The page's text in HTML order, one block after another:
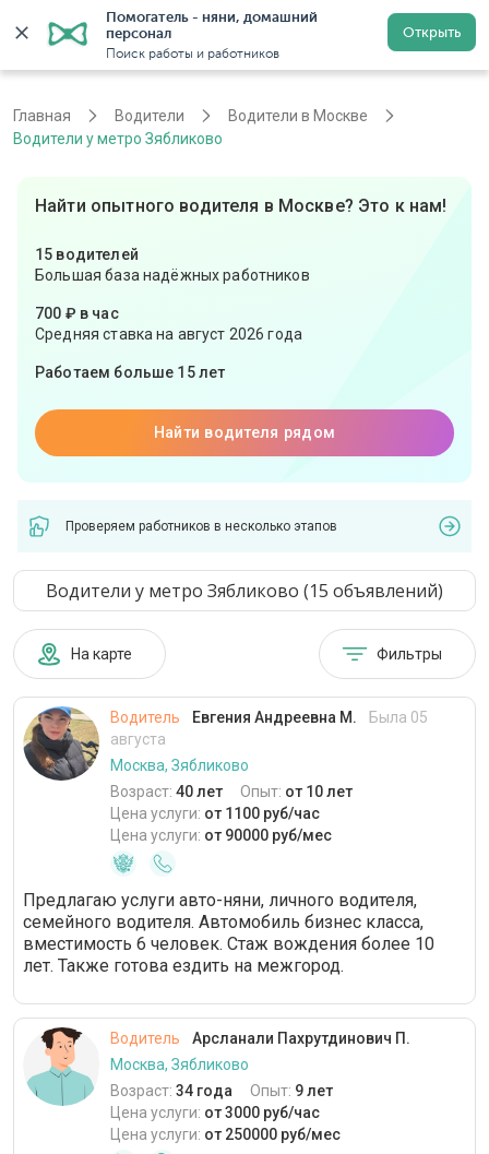
Помогатель - няни, домашний
персонал
Поиск работы и работников
Открыть
Регистрация
Главная Водители
Водители в Москве
Водители у метро Зябликово
Найти опытного водителя в Москве? Это к нам!
15 водителей
Большая база надёжных работников
700 ₽ в час
Средняя ставка на август 2026 года
Работаем больше 15 лет
Найти водителя рядом
Проверяем работников в несколько этапов
Водители у метро Зябликово (15 объявлений)
На карте Фильтры
Водитель Евгения Андреевна М.
Была 05
августа
Москва, Зябликово
Возраст: 40 лет Опыт: от 10 лет
Цена услуги: от 1100 руб/час
Цена услуги: от 90000 руб/мес
Предлагаю услуги авто-няни, личного водителя,
семейного водителя. Автомобиль бизнес класса,
вместимость 6 человек. Стаж вождения более 10
лет. Также готова ездить на межгород.
Водитель
Арсланали Пахрутдинович П.
Москва, Зябликово
Возраст: 34 года Опыт: 9 лет
Цена услуги: от 3000 руб/час
Цена услуги: от 250000 руб/мес